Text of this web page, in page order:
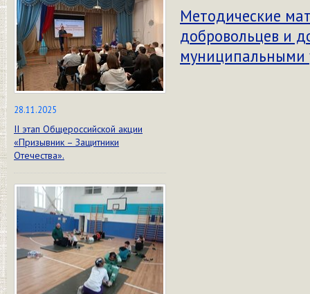
28.11.2025
II этап Общероссийской акции
«Призывник – Защитники
Отечества».
Методические
добровольцев и
муниципальными